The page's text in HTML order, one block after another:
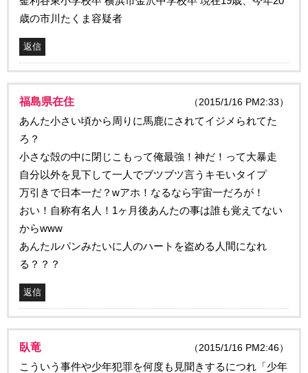
歳の市川たくま容疑者
返信
福島県在住 （2015/1/16 PM2:33）
あんた小さい頃から周りに馬鹿にされてイジメられてた
ろ？
小さな殻の中に閉じこもって俺最強！神だ！って大暴走
自分以外を見下して一人でブツブツ言うキモいタイプ
万引きで日本一だ？wアホ！なるなら宇宙一だろが！
おい！自称有名人！1ヶ月後あんたの事は誰も覚えてない
からwww
あんたルパンみたいに人のハートを盗める人間になれ
る？？？
返信
臥竜 （2015/1/16 PM2:46）
こういう事件や少年犯罪を何度も見聞きするにつれ「少年